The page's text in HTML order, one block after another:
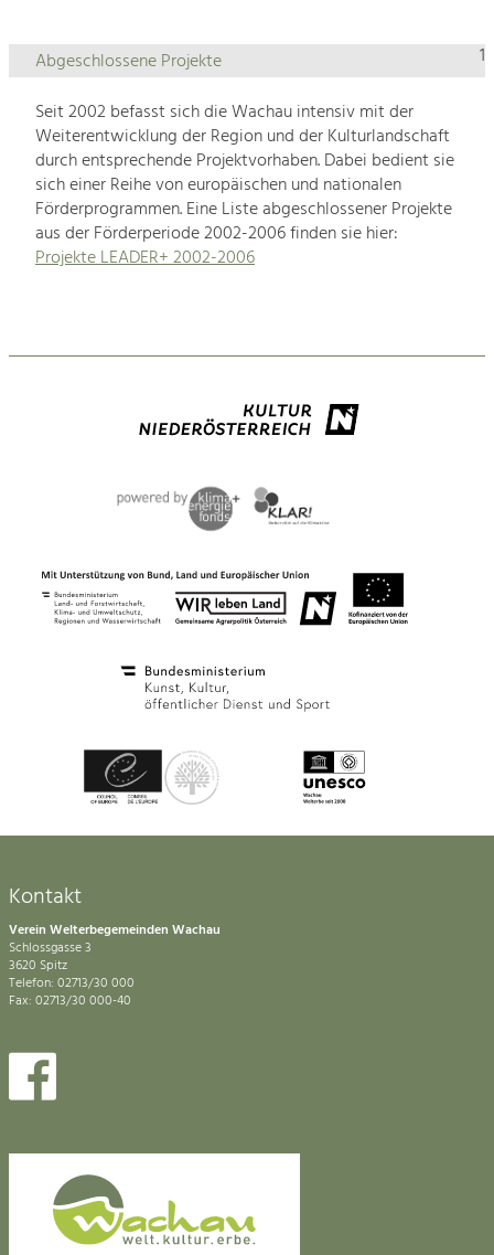
1
Abgeschlossene Projekte
Seit 2002 befasst sich die Wachau intensiv mit der
Weiterentwicklung der Region und der Kulturlandschaft
durch entsprechende Projektvorhaben. Dabei bedient sie
sich einer Reihe von europäischen und nationalen
Förderprogrammen. Eine Liste abgeschlossener Projekte
aus der Förderperiode 2002-2006 finden sie hier:
Projekte LEADER+ 2002-2006
Kontakt
Verein Welterbegemeinden Wachau
Schlossgasse 3
3620 Spitz
Telefon: 02713/30 000
Fax: 02713/30 000-40